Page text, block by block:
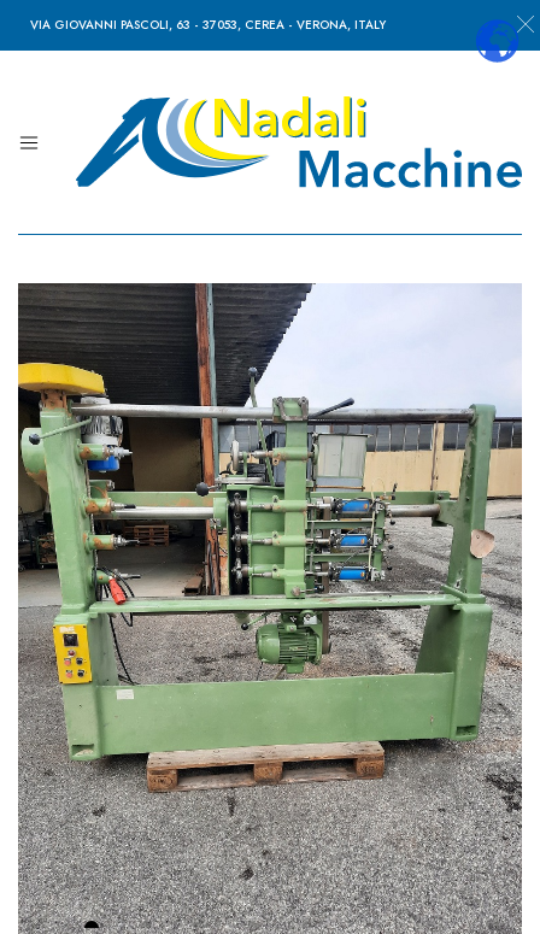
VIA GIOVANNI PASCOLI, 63 - 37053, CEREA - VERONA, ITALY
Nadali
Macchine